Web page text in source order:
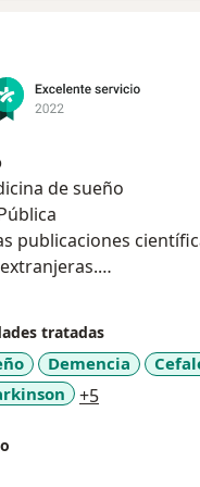
de sueño
publicaciones
del Instituto
Academy of
la American
of Neurology (AAN)
de Neurología
tratadas
Demencia
+5